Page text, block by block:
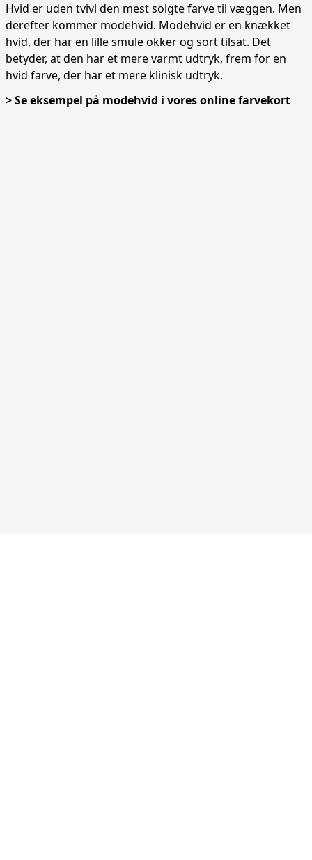
Hvid er uden tvivl den mest solgte farve til væggen. Men
derefter kommer modehvid. Modehvid er en knækket
hvid, der har en lille smule okker og sort tilsat. Det
betyder, at den har et mere varmt udtryk, frem for en
hvid farve, der har et mere klinisk udtryk.
> Se eksempel på modehvid i vores online farvekort